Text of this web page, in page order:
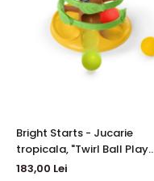
Bright Starts - Jucarie
tropicala, "Twirl Ball Play
Toy"
183,00 Lei